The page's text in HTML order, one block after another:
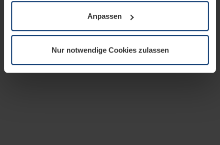
wenn diese für den Betrieb dieser Seite unbedingt
notwendig sind. Für alle anderen Cookie-Typen benötigen
wir Ihre Erlaubnis. Ihre Einwilligung können Sie jederzeit
Datenschutzerklärungunserer Website ändern oder
widerrufen.
Anpassen
Nur notwendige Cookies zulassen